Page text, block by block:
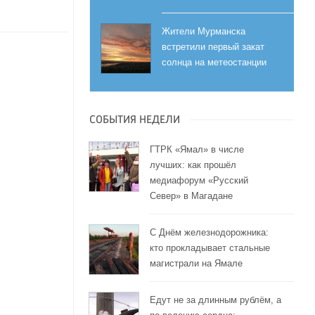
Жители Мурманска
встретили первый закат
солнца на метеостанции
СОБЫТИЯ НЕДЕЛИ
ГТРК «Ямал» в числе
лучших: как прошёл
медиафорум «Русский
Север» в Магадане
С Днём железнодорожника:
кто прокладывает стальные
магистрали на Ямале
Едут не за длинным рублём, а